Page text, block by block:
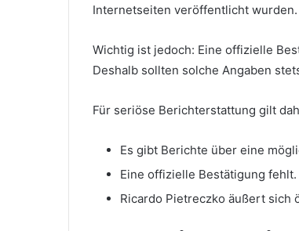
Internetseiten veröffentlicht wurden.
Wichtig ist jedoch: Eine offizielle
Deshalb sollten solche Angaben
Für seriöse Berichterstattung gilt
Es gibt Berichte über eine
Eine offizielle Bestätigung fehlt.
Ricardo Pietreczko äußert sich